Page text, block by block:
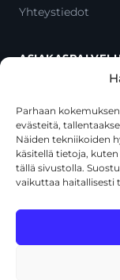
Parhaan
evästeitä,
Näiden tekniikoiden
käsitellä tietoja,
tällä sivustolla.
vaikuttaa
Yhteystiedot
Oma tili
Maksutavat
Toimitustavat
Usein kysytyt
+358 44 270 3795